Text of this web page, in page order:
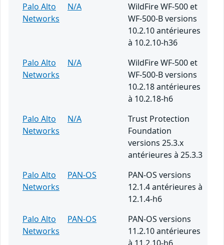
Palo Alto
Networks
N/A
WildFire WF-500 et
WF-500-B versions
10.2.10 antérieures
à 10.2.10-h36
Palo Alto
Networks
N/A
WildFire WF-500 et
WF-500-B versions
10.2.18 antérieures
à 10.2.18-h6
Palo Alto
Networks
N/A
Trust Protection
Foundation
versions 25.3.x
antérieures à 25.3.3
Palo Alto
Networks
PAN-OS
PAN-OS versions
12.1.4 antérieures à
12.1.4-h6
Palo Alto
Networks
PAN-OS
PAN-OS versions
11.2.10 antérieures
à 11.2.10-h6